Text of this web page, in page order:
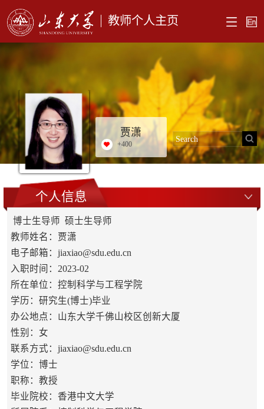
教师个人主页
贾潇
+400
个人信息
博士生导师 硕士生导师
教师姓名：贾潇
电子邮箱： jiaxiao@sdu.edu.cn
入职时间：2023-02
所在单位：控制科学与工程学院
学历：研究生(博士)毕业
办公地点：山东大学千佛山校区创新大厦
性别：女
联系方式： jiaxiao@sdu.edu.cn
学位：博士
职称：教授
毕业院校：香港中文大学